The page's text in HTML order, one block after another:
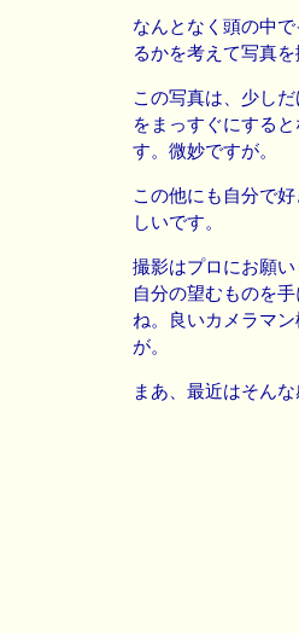
なんとなく頭の中
るかを考えて写真を
この写真は、少し
をまっすぐにする
す。微妙ですが。
この他にも自分で
しいです。
撮影はプロにお願
自分の望むものを
ね。良いカメラマ
が。
まあ、最近はそん